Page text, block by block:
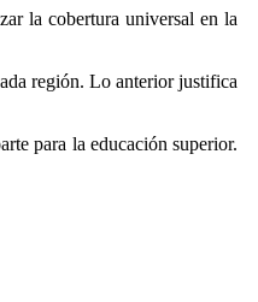
la cobertura universal en la
región. Lo anterior justifica
para la educación superior.